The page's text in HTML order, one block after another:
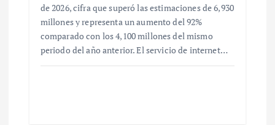
de 2026, cifra que superó las estimaciones de 6,930
millones y representa un aumento del 92%
comparado con los 4,100 millones del mismo
periodo del año anterior. El servicio de internet…